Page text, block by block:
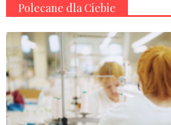
Polecane dla Ciebie